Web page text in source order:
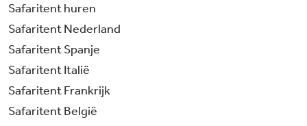
Safaritent huren
Safaritent Nederland
Safaritent Spanje
Safaritent Italië
Safaritent Frankrijk
Safaritent België